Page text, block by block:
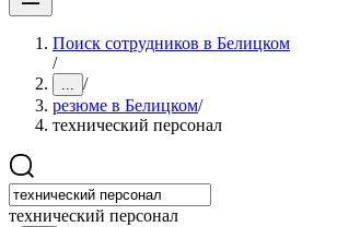
Поиск сотрудников в Белицком
/
... /
резюме в Белицком/
технический персонал
технический персонал